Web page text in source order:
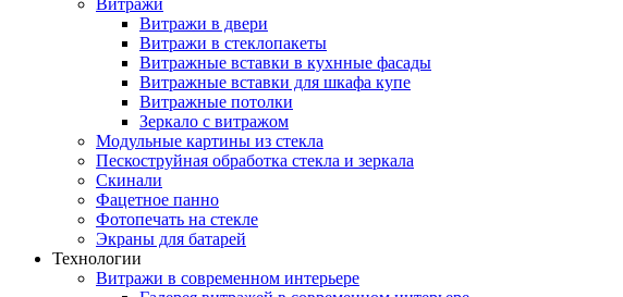
Витражи в двери
Витражи в стеклопакеты
Витражные вставки в кухнные фасады
Витражные вставки для шкафа купе
Витражные потолки
Зеркало с витражом
Модульные картины из стекла
Пескоструйная обработка стекла и зеркала
Скинали
Фацетное панно
Фотопечать на стекле
Экраны для батарей
Технологии
Витражи в современном интерьере